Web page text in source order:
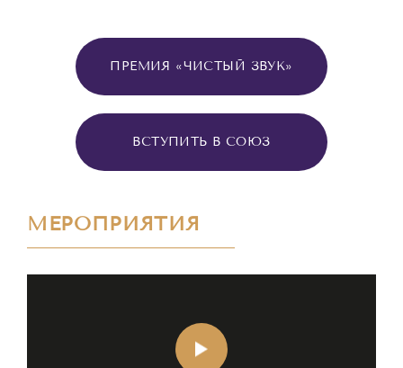
ПРЕМИЯ «ЧИСТЫЙ ЗВУК»
ВСТУПИТЬ В СОЮЗ
МЕРОПРИЯТИЯ